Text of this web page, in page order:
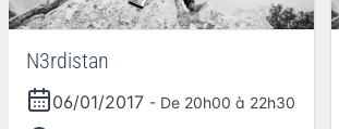
N3rdistan
06/01/2017 - De 20h00 à 22h30